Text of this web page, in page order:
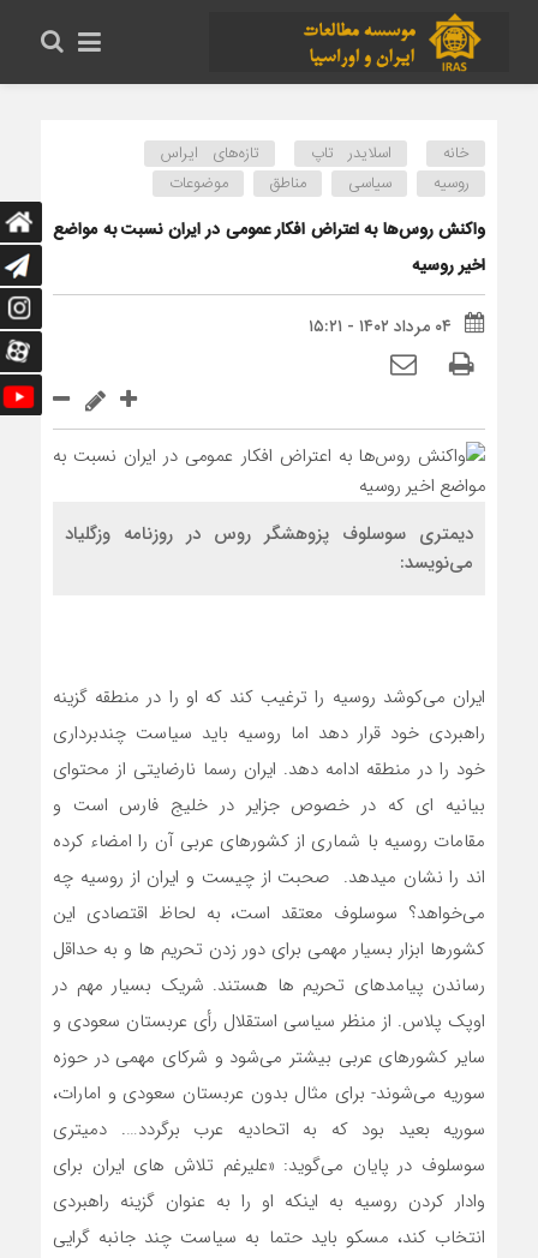
خانه اسلایدر تاپ
تازه‌های ایراس
روسیه
سیاسی مناطق موضوعات
واکنش روس‌ها به اعتراض افکار عمومی در ایران نسبت به مواضع
اخیر روسیه
۰۴ مرداد ۱۴۰۲ - ۱۵:۲۱
دیمتری سوسلوف پزوهشگر روس در روزنامه وزگلیاد
می‌نویسد:
ایران می‌کوشد روسیه را ترغیب کند که او را در منطقه گزینه
راهبردی خود قرار دهد اما روسیه باید سیاست چندبرداری
خود را در منطقه ادامه دهد. ایران رسما نارضایتی از محتوای
بیانیه ای که در خصوص جزایر در خلیج فارس است و
مقامات روسیه با شماری از کشورهای عربی آن را امضاء کرده
اند را نشان میدهد. صحبت از چیست و ایران از روسیه چه
می‌خواهد؟ سوسلوف معتقد است، به لحاظ اقتصادی این
کشورها ابزار بسیار مهمی برای دور زدن تحریم ها و به حداقل
رساندن پیامدهای تحریم ها هستند. شریک بسیار مهم در
اوپک پلاس. از منظر سیاسی استقلال رأی عربستان سعودی و
سایر کشورهای عربی بیشتر می‌شود و شرکای مهمی در حوزه
سوریه می‌شوند- برای مثال بدون عربستان سعودی و امارات،
سوریه بعید بود که به اتحادیه عرب برگردد…. دمیتری
سوسلوف در پایان می‌گوید: «علیرغم تلاش های ایران برای
وادار کردن روسیه به اینکه او را به عنوان گزینه راهبردی
انتخاب کند، مسکو باید حتما به سیاست چند جانبه گرایی